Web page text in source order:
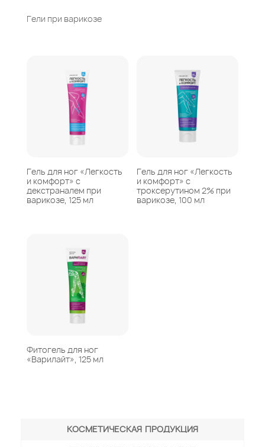
Гели при варикозе
Гель для ног «Легкость
и комфорт» с
декстраналем при
варикозе, 125 мл
Гель для ног «Легкость
и комфорт» с
троксерутином 2% при
варикозе, 100 мл
Фитогель для ног
«Варилайт», 125 мл
КОСМЕТИЧЕСКАЯ ПРОДУКЦИЯ